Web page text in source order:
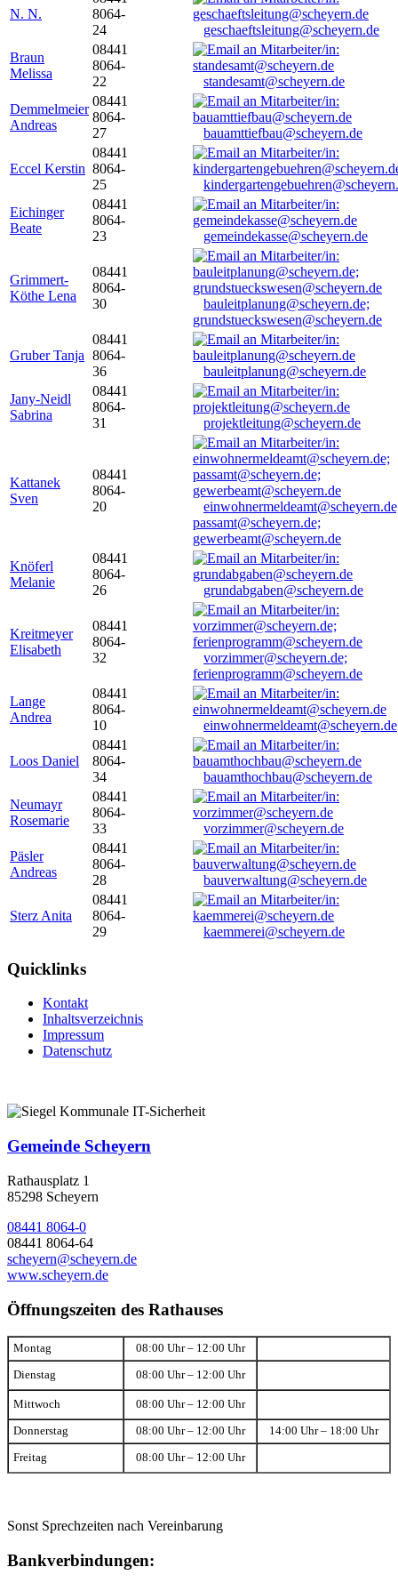
N. N.
8064-
24
geschaeftsleitung@scheyern.de
Braun
Melissa
08441
8064-
22
standesamt@scheyern.de
Demmelmeier
Andreas
08441
8064-
27
bauamttiefbau@scheyern.de
Eccel Kerstin
08441
8064-
25
Eichinger
Beate
08441
8064-
23
gemeindekasse@scheyern.de
Grimmert-
Köthe Lena
08441
8064-
30
bauleitplanung@scheyern.de;
grundstueckswesen@scheyern.de
Gruber Tanja
08441
8064-
36
bauleitplanung@scheyern.de
Jany-Neidl
Sabrina
08441
8064-
31
projektleitung@scheyern.de
Kattanek
Sven
08441
8064-
20
passamt@scheyern.de;
gewerbeamt@scheyern.de
Knöferl
Melanie
08441
8064-
26
grundabgaben@scheyern.de
Kreitmeyer
Elisabeth
08441
8064-
32
vorzimmer@scheyern.de;
ferienprogramm@scheyern.de
Lange
Andrea
08441
8064-
10
einwohnermeldeamt@scheyern.de
Loos Daniel
08441
8064-
34
bauamthochbau@scheyern.de
Neumayr
Rosemarie
08441
8064-
33
vorzimmer@scheyern.de
Päsler
Andreas
08441
8064-
28
bauverwaltung@scheyern.de
Sterz Anita
08441
8064-
29
kaemmerei@scheyern.de
Quicklinks
Kontakt
Inhaltsverzeichnis
Impressum
Datenschutz
Gemeinde Scheyern
Rathausplatz 1
85298 Scheyern
08441 8064-0
08441 8064-64
scheyern@scheyern.de
www.scheyern.de
Öffnungszeiten des Rathauses
Montag 08:00 Uhr – 12:00 Uhr
Dienstag 08:00 Uhr – 12:00 Uhr
Mittwoch 08:00 Uhr – 12:00 Uhr
Donnerstag 08:00 Uhr – 12:00 Uhr 14:00 Uhr – 18:00 Uhr
Freitag 08:00 Uhr – 12:00 Uhr
Sonst Sprechzeiten nach Vereinbarung
Bankverbindungen: